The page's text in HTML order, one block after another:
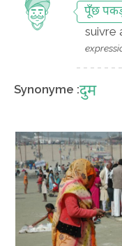
पूँछ
suivre
Synonyme :दुम